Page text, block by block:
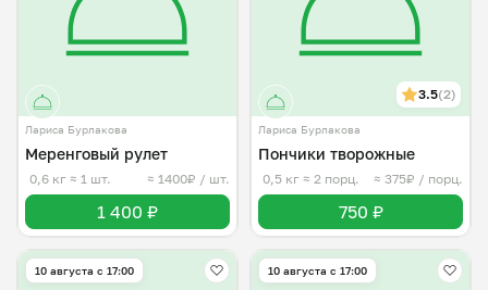
Лариса Бурлакова
Меренговый рулет
0,6 кг ≈ 1 шт. ≈ 1400₽ / шт.
1 400 ₽
3.5(2)
Лариса Бурлакова
Пончики творожные
0,5 кг ≈ 2 порц. ≈ 375₽ / порц.
750 ₽
10 августа с 17:00 10 августа с 17:00